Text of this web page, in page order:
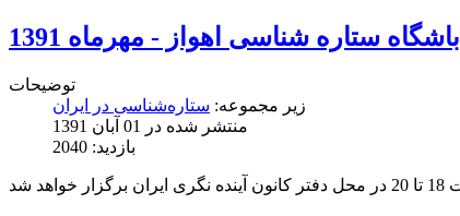
باشگاه ستاره شناسی اهواز - مهرماه 1391
توضیحات
زیر مجموعه: ستاره‌شناسی در ایران
منتشر شده در 01 آبان 1391
بازدید: 2040